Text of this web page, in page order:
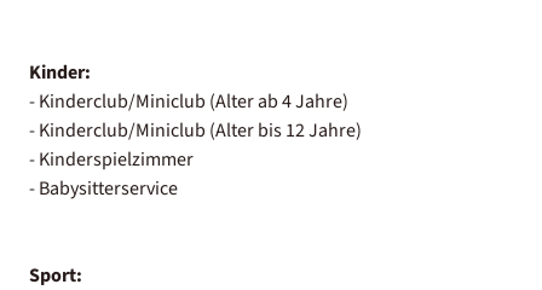
Kinder:
- Kinderclub/Miniclub (Alter ab 4 Jahre)
- Kinderclub/Miniclub (Alter bis 12 Jahre)
- Kinderspielzimmer
- Babysitterservice
Sport: